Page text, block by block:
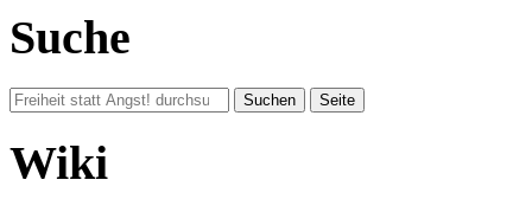
Suche
Wiki